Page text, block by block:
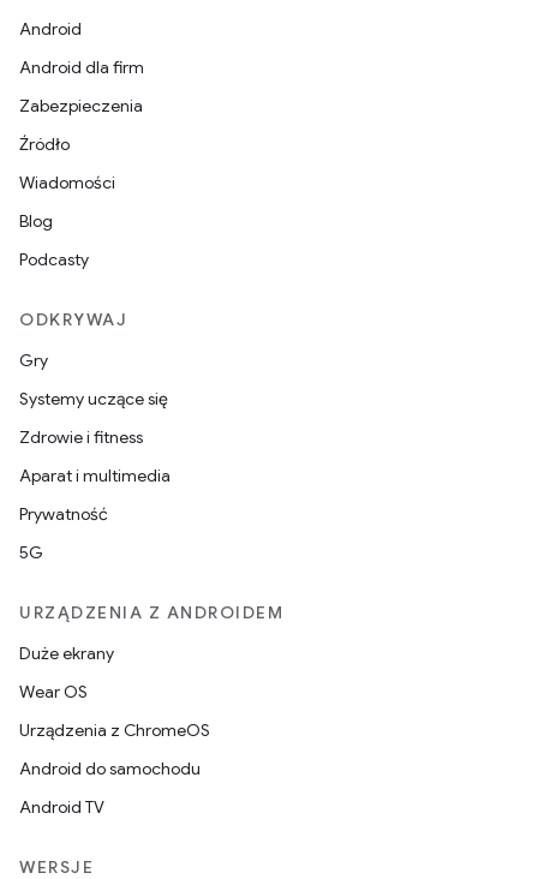
Android
Android dla firm
Zabezpieczenia
Źródło
Wiadomości
Blog
Podcasty
ODKRYWAJ
Gry
Systemy uczące się
Zdrowie i fitness
Aparat i multimedia
Prywatność
5G
URZĄDZENIA Z ANDROIDEM
Duże ekrany
Wear OS
Urządzenia z ChromeOS
Android do samochodu
Android TV
WERSJE